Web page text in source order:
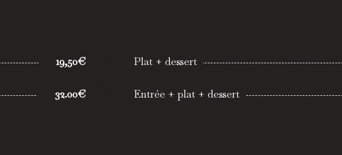
19,50€ Plat + dessert
32.00€ Entrée + plat + dessert